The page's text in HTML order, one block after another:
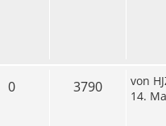
0 3790 von
14.